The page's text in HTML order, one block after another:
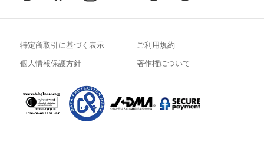
特定商取引に基づく表示 ご利用規約
個人情報保護方針 著作権について